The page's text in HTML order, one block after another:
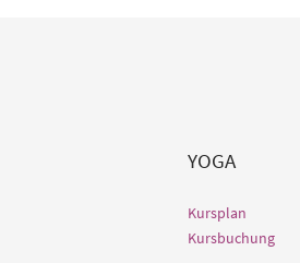
YOGA
Kursplan
Kursbuchung